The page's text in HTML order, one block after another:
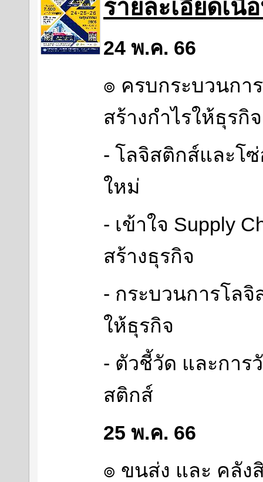
รายละเอียดเนื้
24 พ.ค. 66
๏ ครบกระบวนกา
สร้างกำไรให้ธุรกิจ
- โลจิสติกส์และโ
ใหม่
- เข้าใจ Supply
สร้างธุรกิจ
- กระบวนการโล
ให้ธุรกิจ
- ตัวชี้วัด และการ
สติกส์
25 พ.ค. 66
๏ ขนส่ง และ คลั